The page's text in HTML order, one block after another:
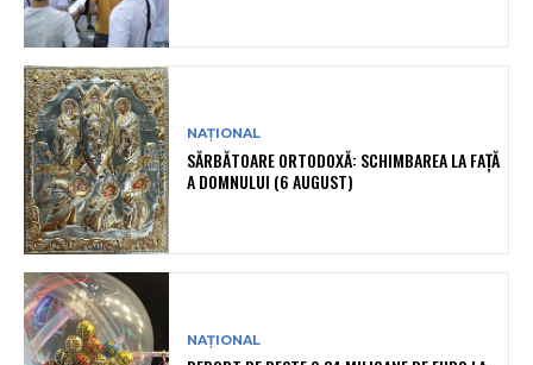
NAȚIONAL
SĂRBĂTOARE ORTODOXĂ: SCHIMBAREA LA FAȚĂ
A DOMNULUI (6 AUGUST)
NAȚIONAL